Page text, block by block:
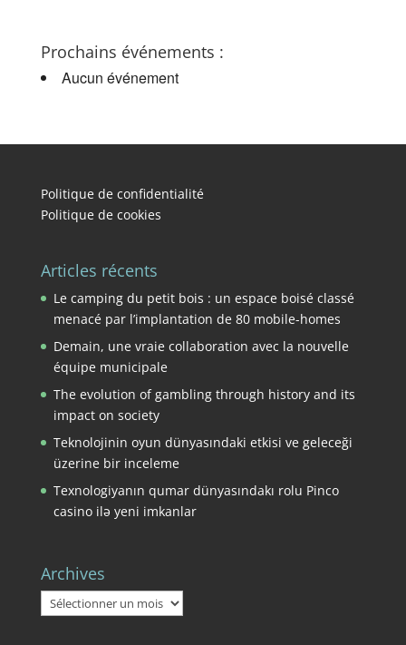
Prochains événements :
Aucun événement
Politique de confidentialité
Politique de cookies
Articles récents
Le camping du petit bois : un espace boisé classé
menacé par l’implantation de 80 mobile-homes
Demain, une vraie collaboration avec la nouvelle
équipe municipale
The evolution of gambling through history and its
impact on society
Teknolojinin oyun dünyasındaki etkisi ve geleceği
üzerine bir inceleme
Texnologiyanın qumar dünyasındakı rolu Pinco
casino ilə yeni imkanlar
Archives
Archives